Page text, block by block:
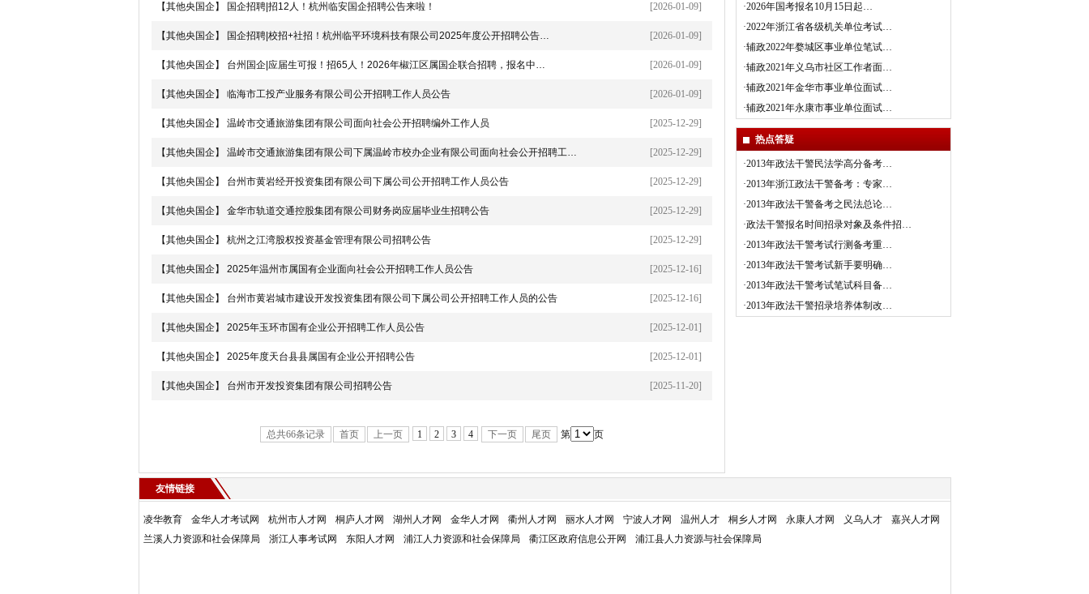
【其他央国企】 国企招聘|招12人！杭州临安国企招聘公告来啦！ [2026-01-09]
【其他央国企】 国企招聘|校招+社招！杭州临平环境科技有限公司2025年度公开招聘公告… [2026-01-09]
【其他央国企】 台州国企|应届生可报！招65人！2026年椒江区属国企联合招聘，报名中… [2026-01-09]
【其他央国企】 临海市工投产业服务有限公司公开招聘工作人员公告 [2026-01-09]
【其他央国企】 温岭市交通旅游集团有限公司面向社会公开招聘编外工作人员 [2025-12-29]
【其他央国企】 温岭市交通旅游集团有限公司下属温岭市校办企业有限公司面向社会公开招聘工… [2025-12-29]
【其他央国企】 台州市黄岩经开投资集团有限公司下属公司公开招聘工作人员公告 [2025-12-29]
【其他央国企】 金华市轨道交通控股集团有限公司财务岗应届毕业生招聘公告 [2025-12-29]
【其他央国企】 杭州之江湾股权投资基金管理有限公司招聘公告 [2025-12-29]
【其他央国企】 2025年温州市属国有企业面向社会公开招聘工作人员公告 [2025-12-16]
【其他央国企】 台州市黄岩城市建设开发投资集团有限公司下属公司公开招聘工作人员的公告 [2025-12-16]
【其他央国企】 2025年玉环市国有企业公开招聘工作人员公告 [2025-12-01]
【其他央国企】 2025年度天台县县属国有企业公开招聘公告 [2025-12-01]
【其他央国企】 台州市开发投资集团有限公司招聘公告 [2025-11-20]
总共66条记录 首页 上一页 1 2 3 4 下一页 尾页 第 页
·2026年国考报名10月15日起…
·2022年浙江省各级机关单位考试…
·辅政2022年婺城区事业单位笔试…
·辅政2021年义乌市社区工作者面…
·辅政2021年金华市事业单位面试…
·辅政2021年永康市事业单位面试…
热点答疑
·2013年政法干警民法学高分备考…
·2013年浙江政法干警备考：专家…
·2013年政法干警备考之民法总论…
·政法干警报名时间招录对象及条件招…
·2013年政法干警考试行测备考重…
·2013年政法干警考试新手要明确…
·2013年政法干警考试笔试科目备…
·2013年政法干警招录培养体制改…
友情链接
凌华教育 金华人才考试网 杭州市人才网 桐庐人才网 湖州人才网 金华人才网 衢州人才网 丽水人才网 宁波人才网 温州人才 桐乡人才网 永康人才网 义乌人才
嘉兴人才网
兰溪人力资源和社会保障局
浙江人事考试网 东阳人才网 浦江人力资源和社会保障局 衢江区政府信息公开网 浦江县人力资源与社会保障局